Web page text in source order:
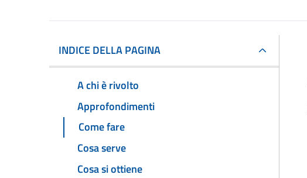
INDICE DELLA PAGINA
A chi è rivolto
Approfondimenti
Come fare
Cosa serve
Cosa si ottiene